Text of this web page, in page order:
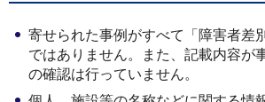
寄せられた事例がすべて「障害者差
ではありません。また、記載内容が
の確認は行っていません。